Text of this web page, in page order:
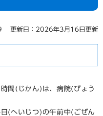
更新日：2026年3月16日更新
間(じかん)は、病院(びょう
(へいじつ)の午前中(ごぜん